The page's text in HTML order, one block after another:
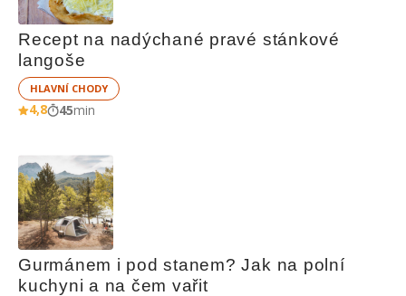
Recept na nadýchané pravé stánkové
langoše
HLAVNÍ CHODY
4,8 45min
Gurmánem i pod stanem? Jak na polní
kuchyni a na čem vařit